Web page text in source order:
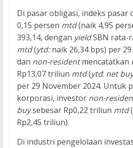
Di pasar obligasi, indeks pasar
0,15 persen mtd(naik 4,95
393,14, dengan yieldSBN rata-
mtd(ytd:naik 26,34 bps) per
dan non-residentmencatatkan
Rp13,07 triliun mtd(ytd: net buy
per 29 November 2024. Untuk
korporasi, investor non-
buysebesar Rp0,22 triliun mtd(
Rp2,45 triliun).
Di industri pengelolaan